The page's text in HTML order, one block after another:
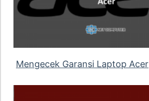
Mengecek Garansi Laptop Acer